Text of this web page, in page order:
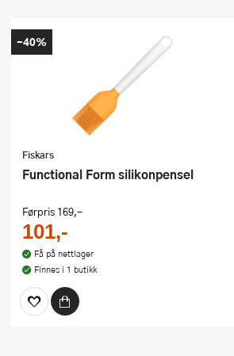
Fiskars
Functional Form silikonpensel
Førpris 169,-
101,-
Få på nettlager
Finnes i 1 butikk
-40%